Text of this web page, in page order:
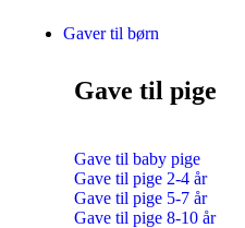
Gaver til børn
Gave til pige
Gave til baby pige
Gave til pige 2-4 år
Gave til pige 5-7 år
Gave til pige 8-10 år